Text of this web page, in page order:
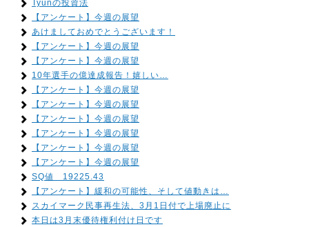
Tyunの投資法
【アンケート】今週の展望
あけましておめでとうございます！
【アンケート】今週の展望
【アンケート】今週の展望
10年選手の億達成報告！嬉しい…
【アンケート】今週の展望
【アンケート】今週の展望
【アンケート】今週の展望
【アンケート】今週の展望
【アンケート】今週の展望
【アンケート】今週の展望
SQ値 19225.43
【アンケート】緩和の可能性、そして値動きは…
スカイマーク民事再生法、3月1日付で上場廃止に
本日は3月末優待権利付け日です